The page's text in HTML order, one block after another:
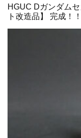
HGUC Dガンダム
ト改造品】 完成！！